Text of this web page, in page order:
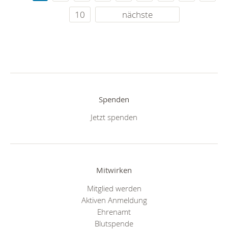
10
nächste
Spenden
Jetzt spenden
Mitwirken
Mitglied werden
Aktiven Anmeldung
Ehrenamt
Blutspende